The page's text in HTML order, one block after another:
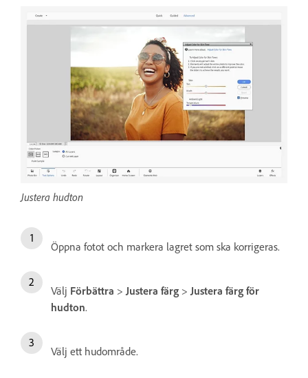
Justera hudton
Öppna fotot och markera lagret som ska korrigeras.
Välj Förbättra >Justera färg >Justera färg för
hudton.
Välj ett hudområde.